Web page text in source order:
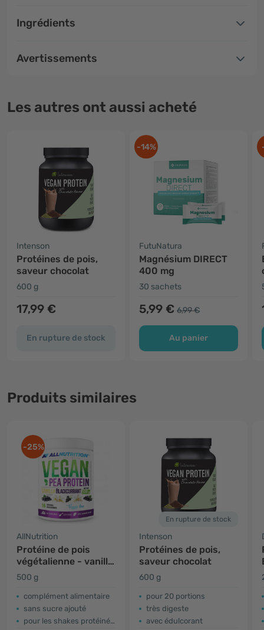
Ingrédients
Avertissements
Les autres ont aussi acheté
Intenson
Protéines de pois,
saveur chocolat
600 g
17,99 €
En rupture de stock
-14%
FutuNatura
Magnésium DIRECT
400 mg
30 sachets
5,99 € 6,99 €
Au panier
Produits similaires
-25%
AllNutrition
Protéine de pois
végétalienne - vanille,
cassis
500 g
complément alimentaire
sans sucre ajouté
pour les shakes protéinés ou les puddings
En rupture de stock
Intenson
Protéines de pois,
saveur chocolat
600 g
pour 20 portions
très digeste
avec édulcorant